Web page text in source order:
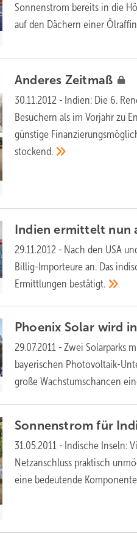
Sonnenstrom bereits in die
auf den Dächern einer
Anderes Zeitmaß
30.11.2012 - Indien: Die 6.
Besuchern als im Vorjahr zu
günstige
stockend.
Indien ermittelt nun
29.11.2012 - Nach den USA
Billig-Importeure an. Das
Ermittlungen bestätigt.
Phoenix Solar wird
29.07.2011 - Zwei Solarparks
bayerischen Photovoltaik-
große Wachstumschancen
Sonnenstrom für
31.05.2011 - Indische Inseln:
Netzanschluss praktisch
eine bedeutende